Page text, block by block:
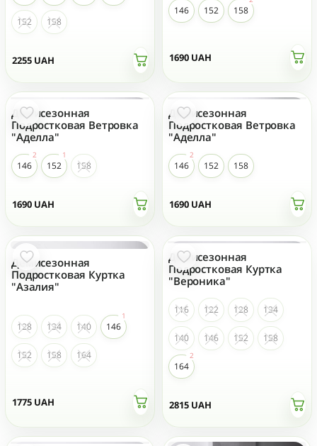
2255 UAH
152 158
1690 UAH
146 152 158
1690 UAH
Демисезонная
Подростковая Ветровка
"Аделла"
146 152 158
1690 UAH
Демисезонная
Подростковая Ветровка
"Аделла"
146 152 158
1775 UAH
Демисезонная
Подростковая Куртка
"Азалия"
128 134 140 146
152 158 164
2815 UAH
Демисезонная
Подростковая Куртка
"Вероника"
116 122 128 134
140 146 152 158
164